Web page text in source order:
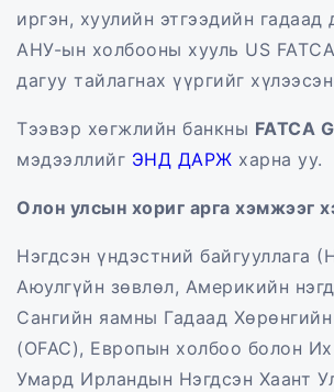
иргэн, хуулийн этгээдийн гадаад
АНУ-ын холбооны хууль US
дагуу тайлагнах үүргийг
Тээвэр хөгжлийн банкны FATCA
мэдээллийг ЭНД ДАРЖ харна уу.
Олон улсын хориг арга хэмжээг
Нэгдсэн үндэстний байгууллага
Аюулгүйн зөвлөл, Америкийн
Сангийн яамны Гадаад
(OFAC), Европын холбоо болон
Умард Ирландын Нэгдсэн Хаант